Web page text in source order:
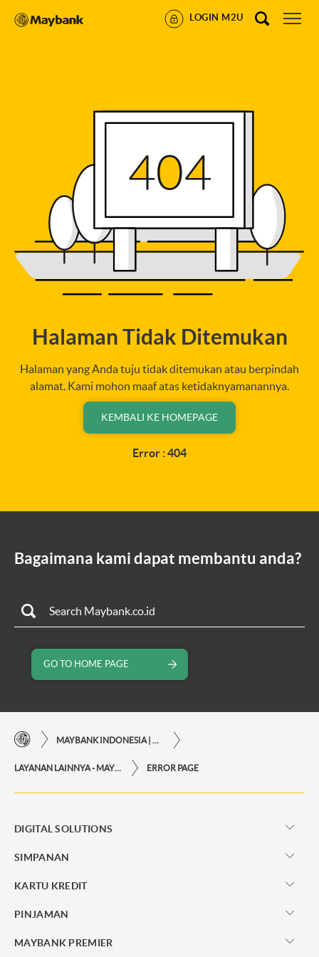
LOGIN M2U
Halaman Tidak Ditemukan
Halaman yang Anda tuju tidak ditemukan atau berpindah
alamat. Kami mohon maaf atas ketidaknyamanannya.
KEMBALI KE HOMEPAGE
Error : 404
Bagaimana kami dapat membantu anda?
GO TO HOME PAGE
ERROR PAGE
DIGITAL SOLUTIONS
SIMPANAN
KARTU KREDIT
PINJAMAN
MAYBANK PREMIER